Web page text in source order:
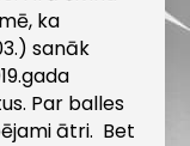
ka
sanāk
Par balles
ātri. Bet